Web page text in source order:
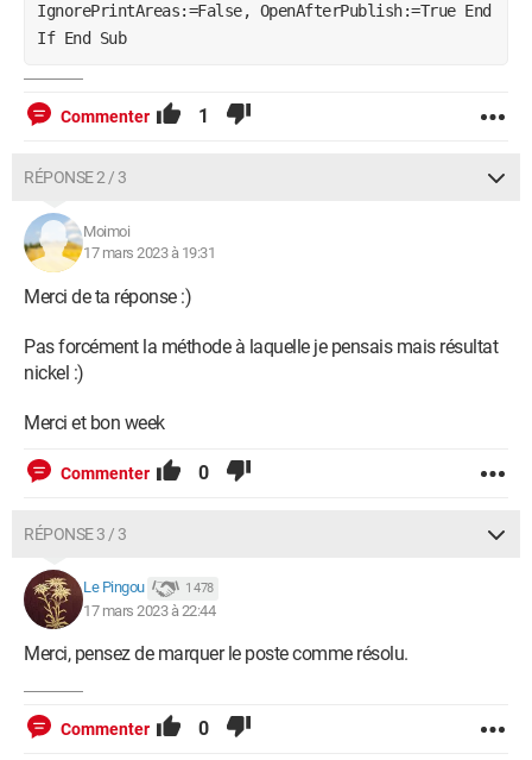
IgnorePrintAreas:=False, OpenAfterPublish:=True End
If End Sub
Commenter 1
RÉPONSE 2 / 3
Moimoi
17 mars 2023 à 19:31
Merci de ta réponse :)
Pas forcément la méthode à laquelle je pensais mais résultat
nickel :)
Merci et bon week
Commenter 0
RÉPONSE 3 / 3
Le Pingou 1 478
17 mars 2023 à 22:44
Merci, pensez de marquer le poste comme résolu.
Commenter 0